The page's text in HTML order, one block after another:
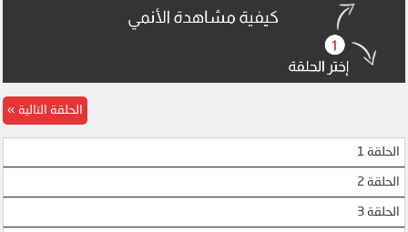
الحلقة 1
الحلقة 2
الحلقة 3
الحلقة التالية